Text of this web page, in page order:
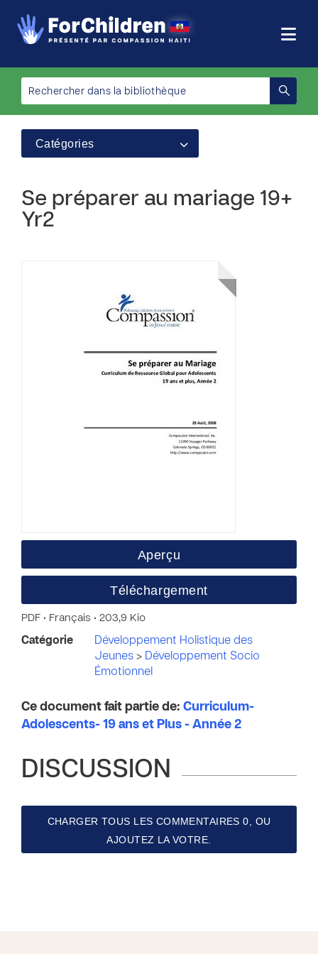
Catégories
Se préparer au mariage 19+
Yr2
Aperçu
Téléchargement
PDF • Français • 203,9 Kio
Catégorie
Développement Holistique des
Jeunes > Développement Socio
Émotionnel
Ce document fait partie de: Curriculum-
Adolescents- 19 ans et Plus - Année 2
DISCUSSION
CHARGER TOUS LES COMMENTAIRES 0, OU
AJOUTEZ LA VOTRE.